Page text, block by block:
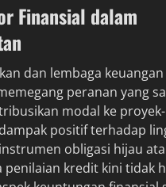
Finansial dalam
dan lembaga keuangan
peranan yang
modal ke
positif terhadap
obligasi hijau
penilaian kredit kini tidak